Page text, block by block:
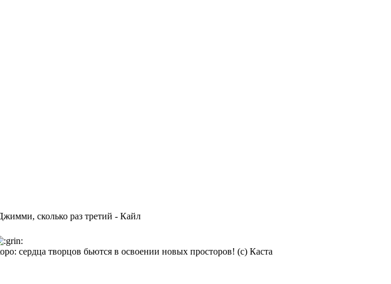
сколько раз третий - Кайл
сердца творцов бьются в освоении новых просторов! (с) Каста